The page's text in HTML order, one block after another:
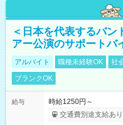
＜日本を代表するバン
アー公演のサポートバ
アルバイト 職種未経験OK 社
ブランクOK
給与
時給1250円～
交通費別途支給あり